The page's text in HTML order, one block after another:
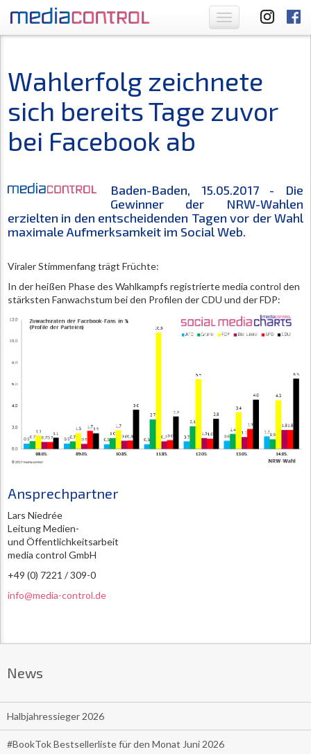
Toggle
navigation
Wahlerfolg zeichnete
sich bereits Tage zuvor
bei Facebook ab
Baden-Baden, 15.05.2017 - Die
Gewinner der NRW-Wahlen
erzielten in den entscheidenden Tagen vor der Wahl
maximale Aufmerksamkeit im Social Web.
Viraler Stimmenfang trägt Früchte:
In der heißen Phase des Wahlkampfs registrierte media control den
stärksten Fanwachstum bei den Profilen der CDU und der FDP:
Ansprechpartner
Lars Niedrée
Leitung Medien-
und Öffentlichkeitsarbeit
media control GmbH
+49 (0) 7221 / 309-0
info@media-control.de
News
Halbjahressieger 2026
#BookTok Bestsellerliste für den Monat Juni 2026